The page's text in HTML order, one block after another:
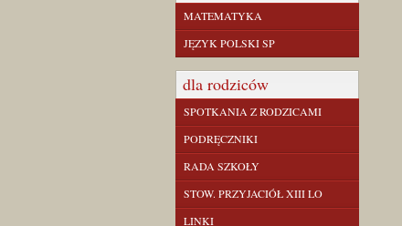
MATEMATYKA
JĘZYK POLSKI SP
dla rodziców
SPOTKANIA Z RODZICAMI
PODRĘCZNIKI
RADA SZKOŁY
STOW. PRZYJACIÓŁ XIII LO
LINKI